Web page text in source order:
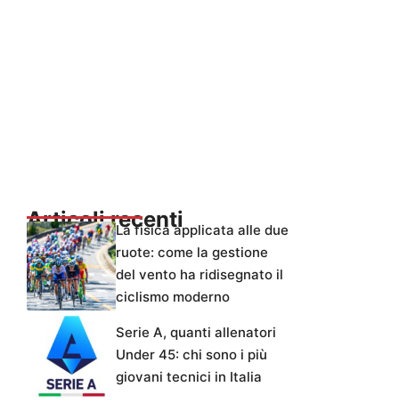
Articoli recentiLa fisica applicata alle due
ruote: come la gestione
del vento ha ridisegnato il
ciclismo moderno
Serie A, quanti allenatori
Under 45: chi sono i più
giovani tecnici in Italia